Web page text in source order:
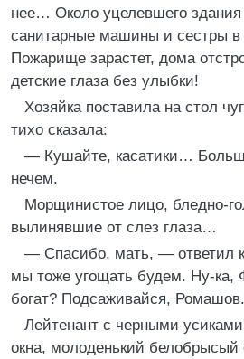
нее… Около уцелевшего
санитарные машины и сестры в
Пожарище зарастет, дома
детские глаза без улыбки!
Хозяйка поставила на стол
тихо сказала:
— Кушайте, касатики…
нечем.
Морщинистое лицо, бледно-
вылинявшие от слез глаза…
— Спасибо, мать, — ответил
мы тоже угощать будем. Ну-ка,
богат? Подсаживайся, Ромашов.
Лейтенант с черными
окна, молоденький белобрысый